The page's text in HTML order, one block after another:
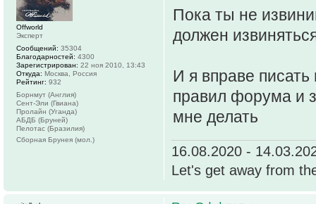
Пока ты не
должен
И я вправе
правил форума и
мне делать
16.08.2020 -
Let's get away from
Offworld
Эксперт
Сообщений: 35304
Благодарностей: 4300
Зарегистрирован: 22 ноя 2010, 13:43
Откуда: Москва, Россия
Рейтинг: 932
Борнмут (Англия)
Сент-Эли (Гвиана)
Пролайн (Уганда)
АБДБ (Бруней)
Пелотас (Бразилия)
Сборная Брунея (мол.)